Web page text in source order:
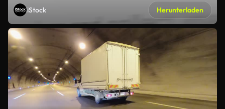
iStock Herunterladen